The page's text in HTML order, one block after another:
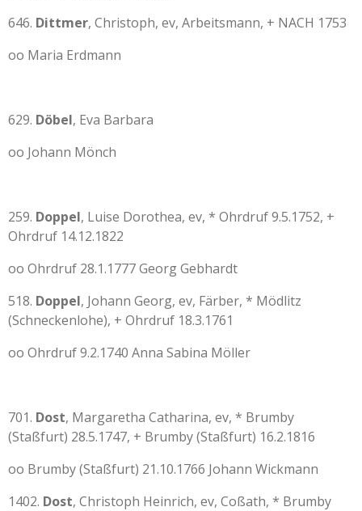
646. Dittmer, Christoph, ev, Arbeitsmann, + NACH 1753
oo Maria Erdmann
629. Döbel, Eva Barbara
oo Johann Mönch
259. Doppel, Luise Dorothea, ev, * Ohrdruf 9.5.1752, +
Ohrdruf 14.12.1822
oo Ohrdruf 28.1.1777 Georg Gebhardt
518. Doppel, Johann Georg, ev, Färber, * Mödlitz
(Schneckenlohe), + Ohrdruf 18.3.1761
oo Ohrdruf 9.2.1740 Anna Sabina Möller
701. Dost, Margaretha Catharina, ev, * Brumby
(Staßfurt) 28.5.1747, + Brumby (Staßfurt) 16.2.1816
oo Brumby (Staßfurt) 21.10.1766 Johann Wickmann
1402. Dost, Christoph Heinrich, ev, Coßath, * Brumby